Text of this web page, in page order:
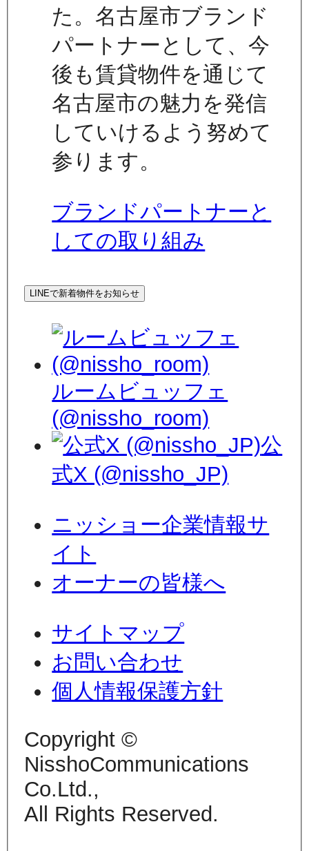
た。名古屋市ブランド
パートナーとして、今
後も賃貸物件を通じて
名古屋市の魅力を発信
していけるよう努めて
参ります。
ブランドパートナーと
しての取り組み
LINEで新着物件をお知らせ
ルームビュッフェ
(@nissho_room)
公
式X (@nissho_JP)
ニッショー企業情報サ
イト
オーナーの皆様へ
サイトマップ
お問い合わせ
個人情報保護方針
Copyright ©
NisshoCommunications
Co.Ltd.,
All Rights Reserved.